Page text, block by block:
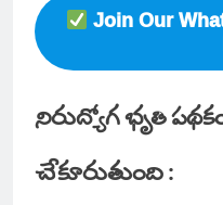
Join Our
నిరుద్యోగ భృతి
చేకూరుతుంది :